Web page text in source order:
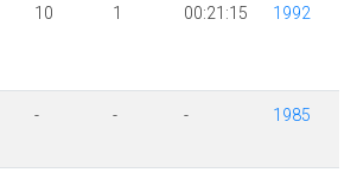
10 1 00:21:15 1992
- - - 1985